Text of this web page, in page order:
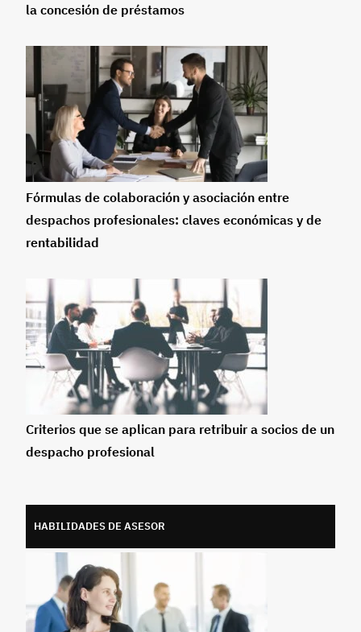
la concesión de préstamos
Fórmulas de colaboración y asociación entre
despachos profesionales: claves económicas y de
rentabilidad
Criterios que se aplican para retribuir a socios de un
despacho profesional
HABILIDADES DE ASESOR